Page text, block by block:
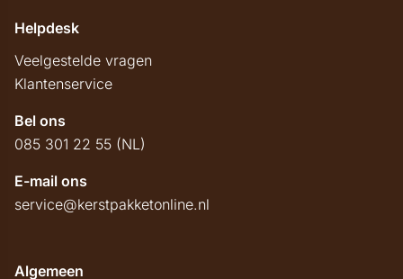
Helpdesk
Veelgestelde vragen
Klantenservice
Bel ons
085 301 22 55 (NL)
E-mail ons
service@kerstpakketonline.nl
Algemeen